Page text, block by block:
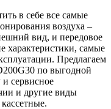
в себе все самые
воздуха –
вид, и передовое
характеристики, самые
Предлагаем
по выгодной
и сервисное
и другие виды